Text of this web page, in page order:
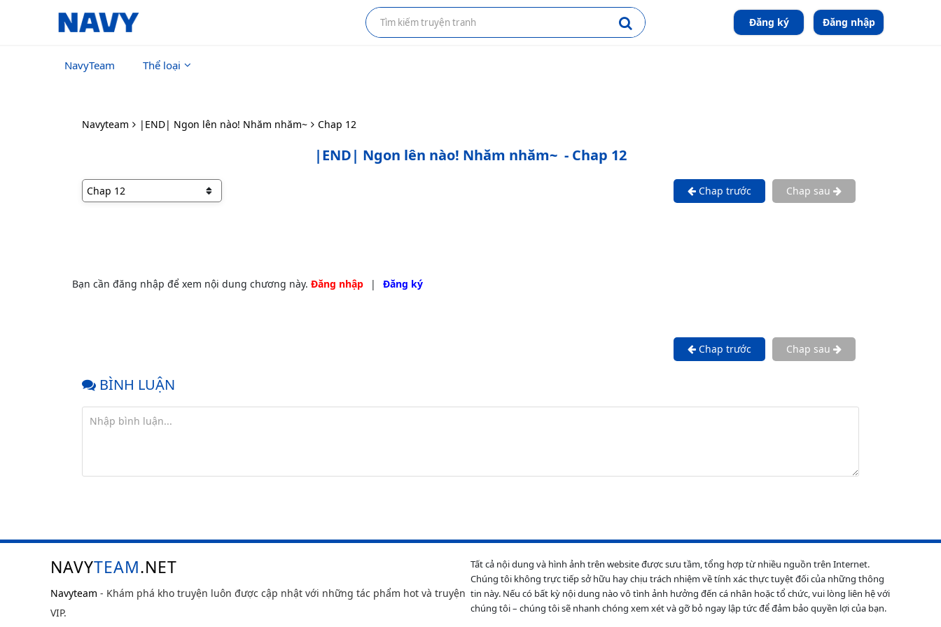
Đăng ký Đăng nhập
NavyTeam Thể loại
Navyteam |END| Ngon lên nào! Nhăm nhăm~ Chap 12
|END| Ngon lên nào! Nhăm nhăm~ - Chap 12
Chap trước Chap sau
Bạn cần đăng nhập để xem nội dung chương này. Đăng nhập | Đăng ký
Chap trước Chap sau
BÌNH LUẬN
NAVYTEAM.NET
Navyteam - Khám phá kho truyện luôn được cập nhật với những tác phẩm hot và truyện
VIP.
Tất cả nội dung và hình ảnh trên website được sưu tầm, tổng hợp từ nhiều nguồn trên Internet.
Chúng tôi không trực tiếp sở hữu hay chịu trách nhiệm về tính xác thực tuyệt đối của những thông
tin này. Nếu có bất kỳ nội dung nào vô tình ảnh hưởng đến cá nhân hoặc tổ chức, vui lòng liên hệ với
chúng tôi – chúng tôi sẽ nhanh chóng xem xét và gỡ bỏ ngay lập tức để đảm bảo quyền lợi của bạn.